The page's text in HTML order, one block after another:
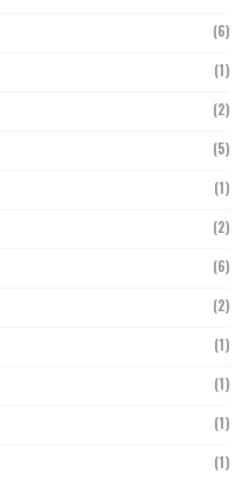
(6)
(1)
(2)
(5)
(1)
(2)
(6)
(2)
(1)
(1)
(1)
(1)